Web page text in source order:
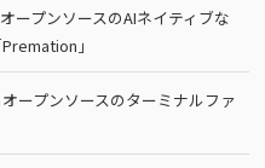
ープンソースのAIネイティブな
」
ープンソースのターミナルファ